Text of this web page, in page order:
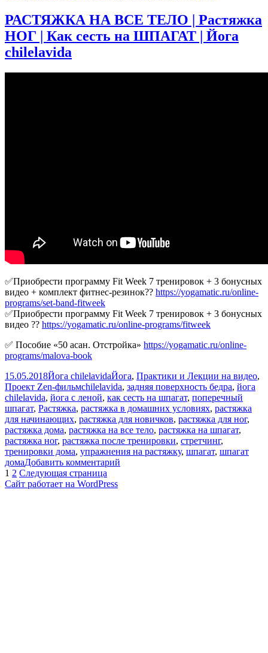
йога.
Сила
РАСТЯЖКА НА ВСЕ ТЕЛО | Растяжка
НОГ | Как сесть на ШПАГАТ | Йога
chilelavida
✅Приобрести программу Fit Week 7 тренировок + 3 бонусных
видео + комплект фитнес-резинок?? https://yogamatic.ru/online-
programs/set-band-fitweek
✅Приобрести программу Fit Week 7 тренировок + 3 бонусных
видео ?? https://yogamatic.ru/online-programs/fitweek
✅ Пособие «50 асан. Отстройка» https://yogamatic.ru/online-
programs/malova-book
Опубликовано
15.05.2018Автор
Йога chilelavidaРубрики
Йога, Практики и Лекции на видео,
Проект Zen-фильмМетки
chilelavida, задняя поверхность бедра, йога
chilelavida, йога с леной, как сесть на шпагат, поперечный
шпагат, Растяжка, растяжка в домашних условиях, растяжка
для начинающих, растяжка для новичков, растяжка для ног,
растяжка дома, растяжка на все тело, растяжка на шпагат,
растяжка ног, растяжка после тренировки, стретчинг,
тренировки дома, упражнения на растяжку, шпагат, шпагат
домаДобавить комментарий
Пагинация
записей
Страница
1 Страница
2 Следующая страница
Сайт работает на WordPress